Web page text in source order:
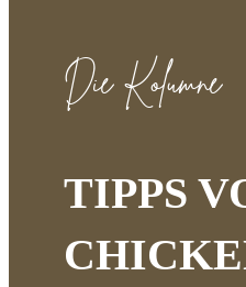
Die Kolumne
TIPPS